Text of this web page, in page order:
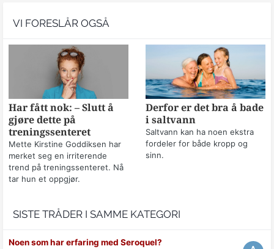
VI FORESLÅR OGSÅ
Har fått nok: – Slutt å
gjøre dette på
treningssenteret
Mette Kirstine Goddiksen har
merket seg en irriterende
trend på treningssenteret. Nå
tar hun et oppgjør.
Derfor er det bra å bade
i saltvann
Saltvann kan ha noen ekstra
fordeler for både kropp og
sinn.
SISTE TRÅDER I SAMME KATEGORI
Noen som har erfaring med Seroquel?